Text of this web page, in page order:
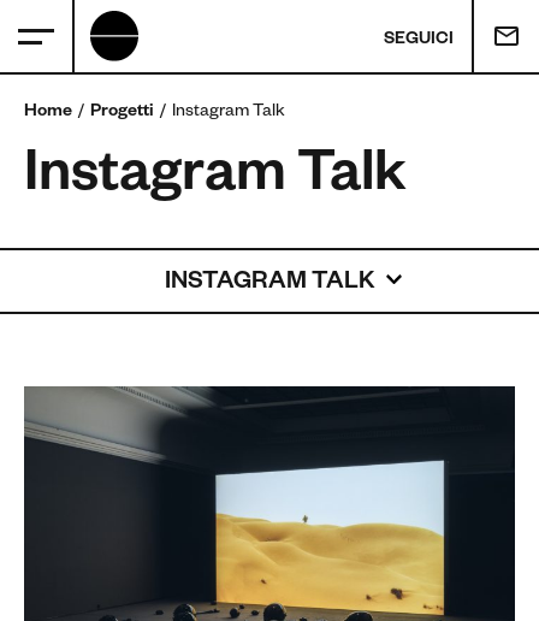
SEGUICI
Home Progetti Instagram Talk
Instagram Talk
INSTAGRAM TALK